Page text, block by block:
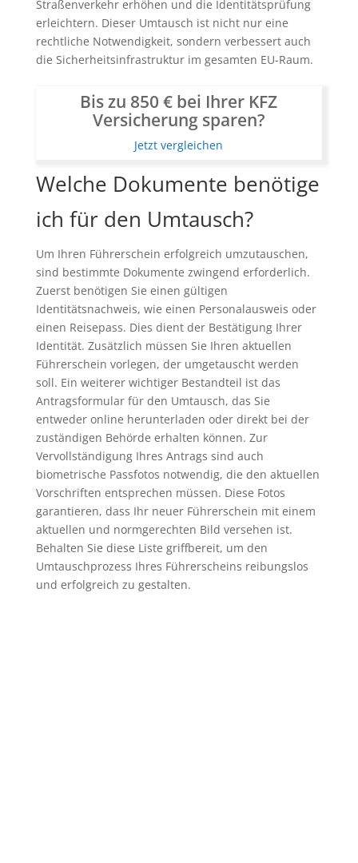
Straßenverkehr erhöhen und die Identitätsprüfung
erleichtern. Dieser Umtausch ist nicht nur eine
rechtliche Notwendigkeit, sondern verbessert auch
die Sicherheitsinfrastruktur im gesamten EU-Raum.
Bis zu 850 € bei Ihrer KFZ
Versicherung sparen?
Jetzt vergleichen
Welche Dokumente benötige
ich für den Umtausch?
Um Ihren Führerschein erfolgreich umzutauschen,
sind bestimmte Dokumente zwingend erforderlich.
Zuerst benötigen Sie einen gültigen
Identitätsnachweis, wie einen Personalausweis oder
einen Reisepass. Dies dient der Bestätigung Ihrer
Identität. Zusätzlich müssen Sie Ihren aktuellen
Führerschein vorlegen, der umgetauscht werden
soll. Ein weiterer wichtiger Bestandteil ist das
Antragsformular für den Umtausch, das Sie
entweder online herunterladen oder direkt bei der
zuständigen Behörde erhalten können. Zur
Vervollständigung Ihres Antrags sind auch
biometrische Passfotos notwendig, die den aktuellen
Vorschriften entsprechen müssen. Diese Fotos
garantieren, dass Ihr neuer Führerschein mit einem
aktuellen und normgerechten Bild versehen ist.
Behalten Sie diese Liste griffbereit, um den
Umtauschprozess Ihres Führerscheins reibungslos
und erfolgreich zu gestalten.